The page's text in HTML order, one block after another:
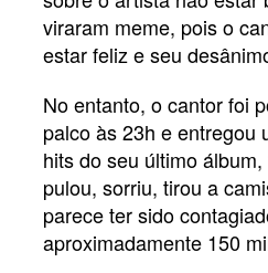
viraram meme, pois o
estar feliz e seu
No entanto, o cantor foi
palco às 23h e entregou
hits do seu último álbum,
pulou, sorriu, tirou a
parece ter sido
aproximadamente 150